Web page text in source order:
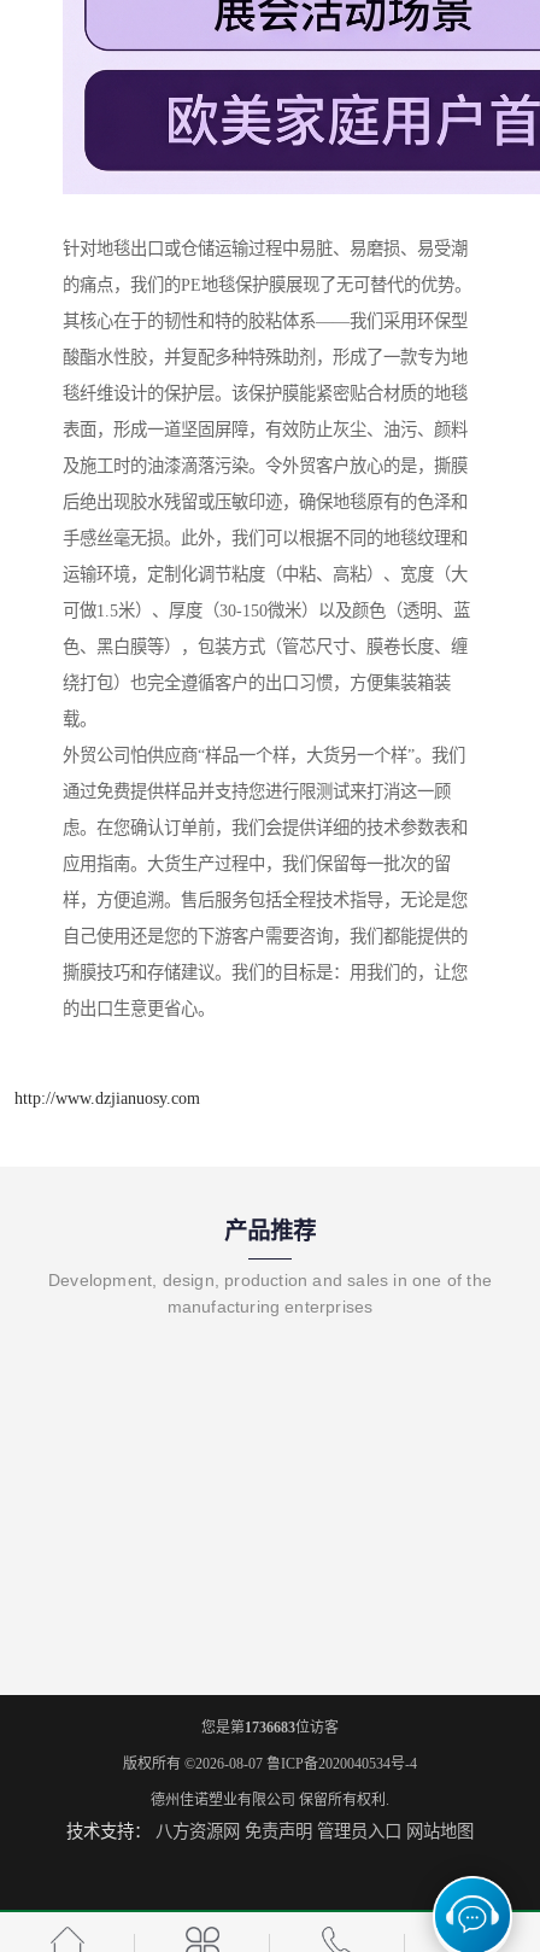
针对地毯出口或仓储运输过程中易脏、易磨损、易受潮
的痛点，我们的PE地毯保护膜展现了无可替代的优势。
其核心在于的韧性和特的胶粘体系——我们采用环保型
酸酯水性胶，并复配多种特殊助剂，形成了一款专为地
毯纤维设计的保护层。该保护膜能紧密贴合材质的地毯
表面，形成一道坚固屏障，有效防止灰尘、油污、颜料
及施工时的油漆滴落污染。令外贸客户放心的是，撕膜
后绝出现胶水残留或压敏印迹，确保地毯原有的色泽和
手感丝毫无损。此外，我们可以根据不同的地毯纹理和
运输环境，定制化调节粘度（中粘、高粘）、宽度（大
可做1.5米）、厚度（30-150微米）以及颜色（透明、蓝
色、黑白膜等），包装方式（管芯尺寸、膜卷长度、缠
绕打包）也完全遵循客户的出口习惯，方便集装箱装
载。
外贸公司怕供应商“样品一个样，大货另一个样”。我们
通过免费提供样品并支持您进行限测试来打消这一顾
虑。在您确认订单前，我们会提供详细的技术参数表和
应用指南。大货生产过程中，我们保留每一批次的留
样，方便追溯。售后服务包括全程技术指导，无论是您
自己使用还是您的下游客户需要咨询，我们都能提供的
撕膜技巧和存储建议。我们的目标是：用我们的，让您
的出口生意更省心。
http://www.dzjianuosy.com
产品推荐
Development, design, production and sales in one of the
manufacturing enterprises
您是第1736683位访客
版权所有 ©2026-08-07 鲁ICP备2020040534号-4
德州佳诺塑业有限公司 保留所有权利.
技术支持： 八方资源网 免责声明 管理员入口 网站地图